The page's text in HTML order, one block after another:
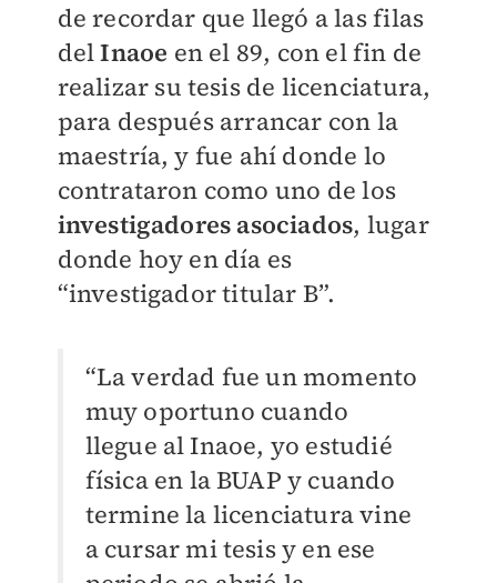
de recordar que llegó a las filas
delInaoe en el 89, con el fin de
realizar su tesis de licenciatura,
para después arrancar con la
maestría, y fue ahí donde lo
contrataron como uno de los
investigadores asociados, lugar
donde hoy en día es
“investigador titular B”.
“La verdad fue un momento
muy oportuno cuando
llegue al Inaoe, yo estudié
física en la BUAP y cuando
termine la licenciatura vine
a cursar mi tesis y en ese